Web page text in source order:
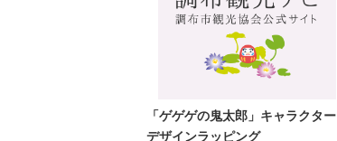
「ゲゲゲの鬼太郎」キャラクター
デザインラッピング